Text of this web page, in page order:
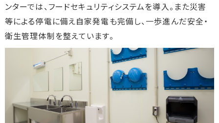
ンターでは、フードセキュリティシステムを導入。また災害
等による停電に備え自家発電も完備し、一歩進んだ安全・
衛生管理体制を整えています。